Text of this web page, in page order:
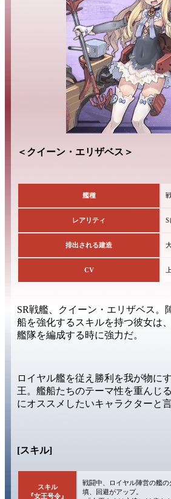
＜クイーン・エリザベス＞
艦種
レアリティ S
排出される建造
CV
SR戦艦、 クイーン・エリザベス。
船を強化するスキルを持つ彼女は
艦隊を編成する時に強力だ。
ロイヤル艦を従え 勝利 を我が物に
王。 艦船たちのテーマ性を重んじ
にオススメ したいキャラクターと言
[スキル]
スキル
『女王号令』
戦闘中、ロイヤル陣営の艦
填、回避がアップ。